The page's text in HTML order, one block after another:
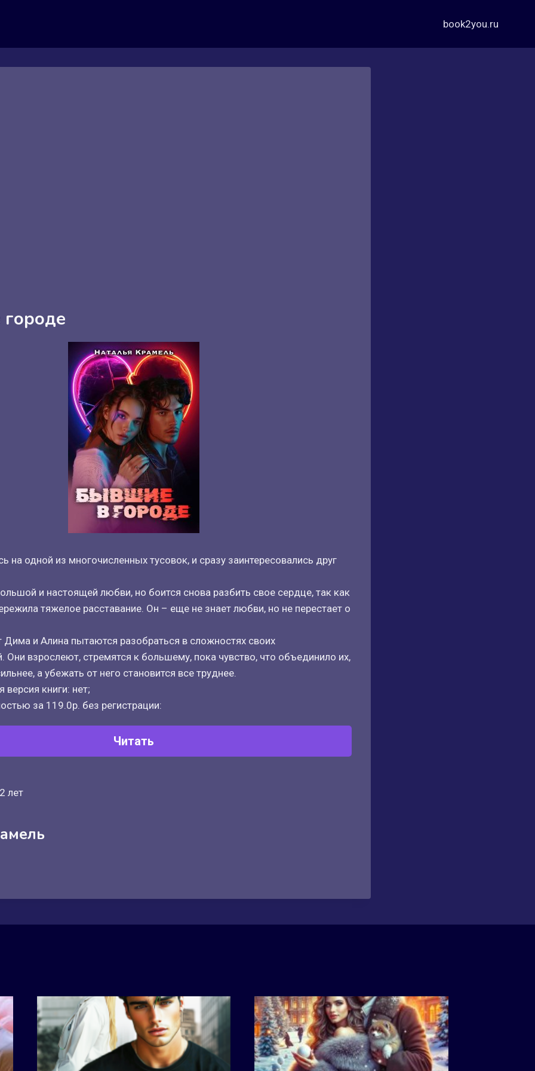
book2you.ru
на одной из многочисленных тусовок, и сразу заинтересовались друг
и настоящей любви, но боится снова разбить свое сердце, так как
тяжелое расставание. Он – еще не знает любви, но не перестает о
Дима и Алина пытаются разобраться в сложностях своих
Они взрослеют, стремятся к большему, пока чувство, что объединило их,
а убежать от него становится все труднее.
версия книги: нет;
за 119.0р. без регистрации:
Читать
лет